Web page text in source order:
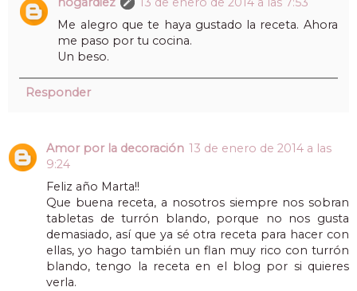
Me alegro que te haya gustado la receta. Ahora
me paso por tu cocina.
Un beso.
Responder
Amor por la decoración 13 de enero de 2014 a las
9:24
Feliz año Marta!!
Que buena receta, a nosotros siempre nos sobran
tabletas de turrón blando, porque no nos gusta
demasiado, así que ya sé otra receta para hacer con
ellas, yo hago también un flan muy rico con turrón
blando, tengo la receta en el blog por si quieres
verla.